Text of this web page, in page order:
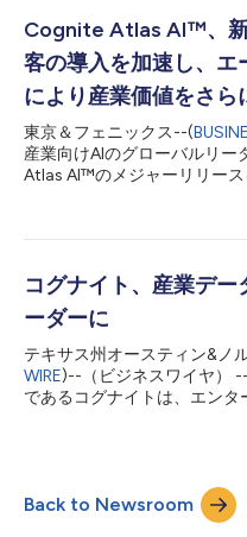
務変革を先導する存在となっ
ト戦略」は、AIアプリケーシ
シームレスに統合することで
来へ導き、ビジネス全体で革
定されました。これには、複
アが産業分野の専門知識に容
が含まれています。 「Atlas
社のデジタル・トランスフ
Cognite Atlas AI™、
客の導入を加速し、
により産業価値をさら
東京＆フェニックス--(
産業向けAIのグローバルリ
Atlas AI™のメジャーリリー
とができる唯一のローコー
と効果が示されており、産業
る効果を示しています。こ
開催される「Atlas AI
には数百名の参加者が集ま
Atlas AIの最新リリースは真
光興産株式会社、生産技術
延佳氏は述べています。「AI
コグナイト、産業デー
ーダーに
テキサス州オースティン&ノ
WIRE)--（ビジネスワイヤ）
であるコグナイトは、エンタ
2025」レポートにおいて「
発表しました。 このレポー
Cognite Data Fusion®は、
Back to Newsroom